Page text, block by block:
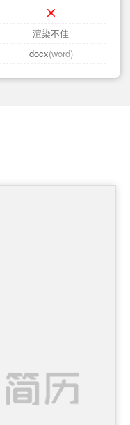
渲染不佳
docx(word)